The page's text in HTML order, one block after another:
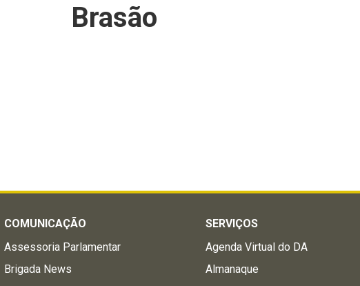
Brasão
COMUNICAÇÃO
Assessoria Parlamentar
Brigada News
SERVIÇOS
Agenda Virtual do DA
Almanaque